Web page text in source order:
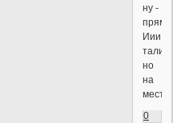
ну -
прям
Иии
талия,
но
на
месте.
0